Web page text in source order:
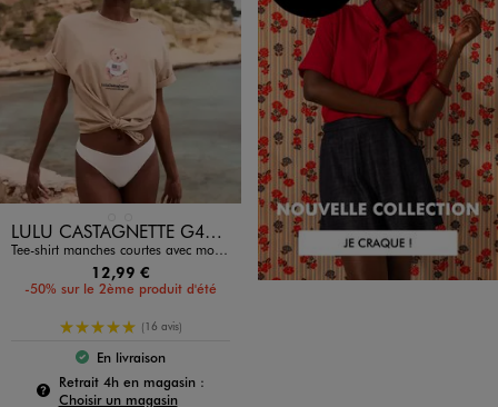
Disponible en 2 coloris LULU CASTAGNETTE G4G D
Tee-shirt manches courtes avec motif ourson femme - LuluCastagnette
12,99 €
-50% sur le 2ème produit d'été
5/5 de moyenne
(16 avis)
Le produit est disponible :
En livraison
Retrait 4h en magasin :Pour connaître la disponibilité de ce produit :
Choisir un magasin